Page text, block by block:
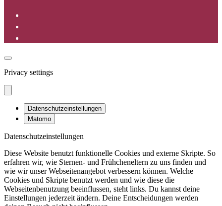
Privacy settings
Datenschutzeinstellungen
Matomo
Datenschutzeinstellungen
Diese Website benutzt funktionelle Cookies und externe Skripte. So
erfahren wir, wie Sternen- und Frühcheneltern zu uns finden und
wie wir unser Webseitenangebot verbessern können. Welche
Cookies und Skripte benutzt werden und wie diese die
Webseitenbenutzung beeinflussen, steht links. Du kannst deine
Einstellungen jederzeit ändern. Deine Entscheidungen werden